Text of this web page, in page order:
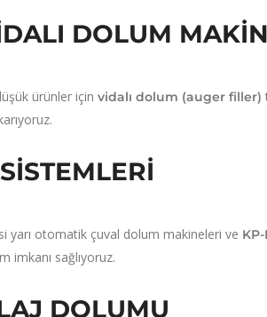
DOLUM
ürünler için vidalı dolum (auger filler)
yarı otomatik çuval dolum makineleri ve
imkanı sağlıyoruz.
DOLUMU